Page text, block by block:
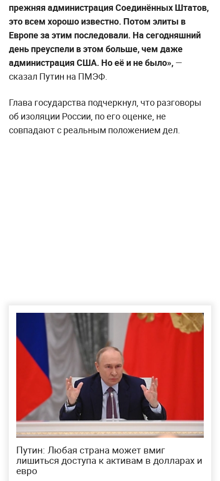
прежняя администрация Соединённых Штатов,
это всем хорошо известно. Потом элиты в
Европе за этим последовали. На сегодняшний
день преуспели в этом больше, чем даже
администрация США. Но её и не было», —
сказал Путин на ПМЭФ.
Глава государства подчеркнул, что разговоры
об изоляции России, по его оценке, не
совпадают с реальным положением дел.
Путин: Любая страна может вмиг
лишиться доступа к активам в долларах и
евро